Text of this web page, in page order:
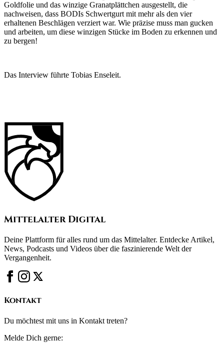
Goldfolie und das winzige Granatplättchen ausgestellt, die
nachweisen, dass BODIs Schwertgurt mit mehr als den vier
erhaltenen Beschlägen verziert war. Wie präzise muss man gucken
und arbeiten, um diese winzigen Stücke im Boden zu erkennen und
zu bergen!
Das Interview führte Tobias Enseleit.
Mittelalter Digital
Deine Plattform für alles rund um das Mittelalter. Entdecke Artikel,
News, Podcasts und Videos über die faszinierende Welt der
Vergangenheit.
Kontakt
Du möchtest mit uns in Kontakt treten?
Melde Dich gerne: